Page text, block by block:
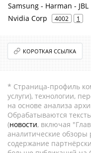
Samsung - Harman - JBL
Nvidia Corp 4002 1
КОРОТКАЯ ССЫЛКА
* Страница-профиль
услуги), технологии,
на основе анализа
Обрабатываются
(новости, включая
аналитические
содержание